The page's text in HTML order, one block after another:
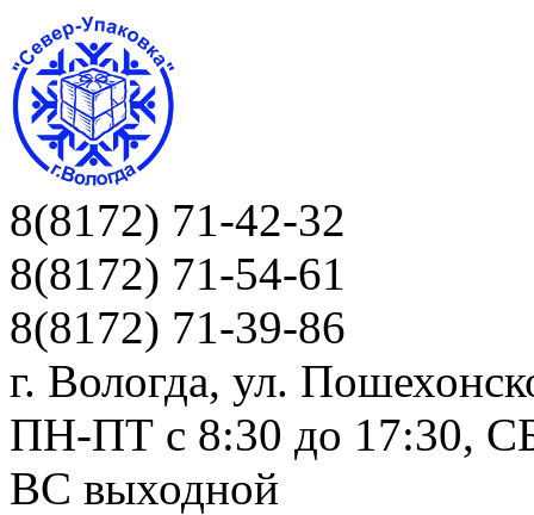
8(8172) 71-42-32
8(8172) 71-54-61
8(8172) 71-39-86
г. Вологда, ул.
ПН-ПТ c 8:30 до 17:30,
ВС выходной